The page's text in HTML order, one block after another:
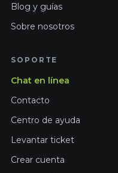
Blog y guías
Sobre nosotros
SOPORTE
Chat en línea
Contacto
Centro de ayuda
Levantar ticket
Crear cuenta